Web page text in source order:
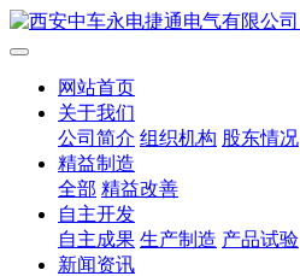
网站首页
关于我们
公司简介 组织机构 股东情况
精益制造
全部 精益改善
自主开发
自主成果 生产制造 产品试验
新闻资讯